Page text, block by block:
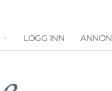
LOGG INN